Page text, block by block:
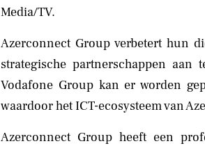
Media/TV.
Azerconnect Group verbetert hun
strategische partnerschappen
Vodafone Group kan er worden
waardoor het ICT-ecosysteem van
Azerconnect Group heeft een